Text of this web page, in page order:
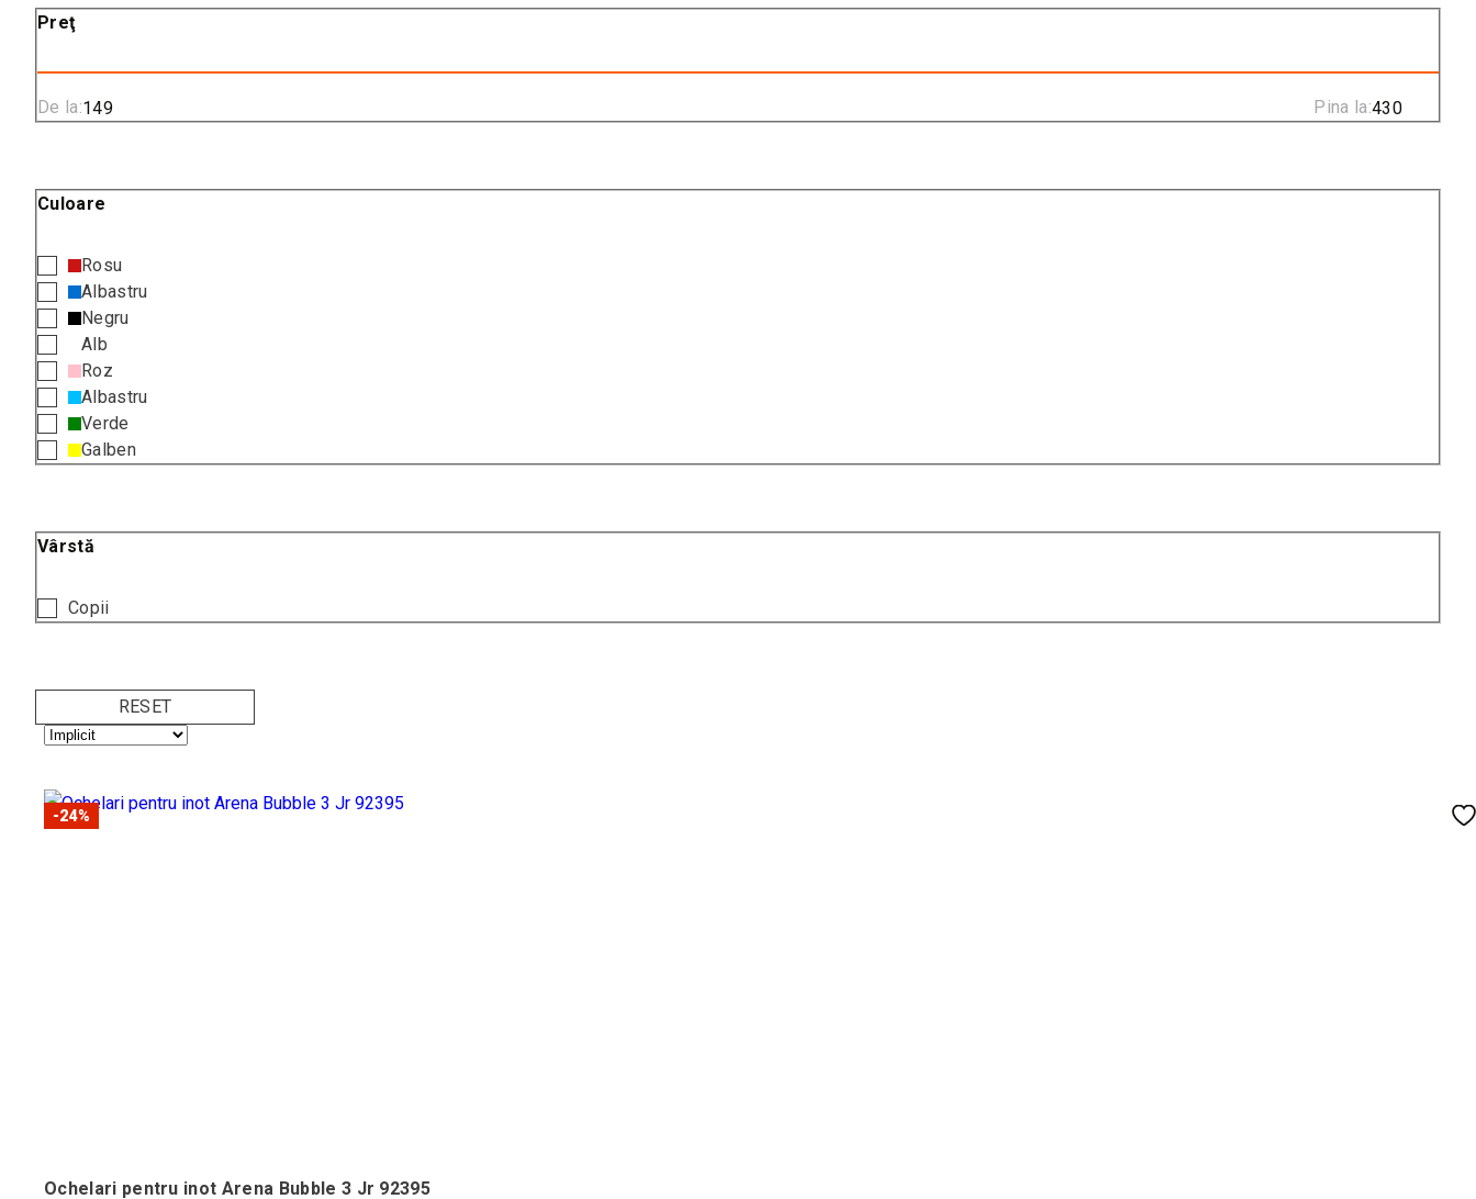
Preţ
De la: Pina la:
Culoare
Rosu
Albastru
Negru
Alb
Roz
Albastru
Verde
Galben
Vârstă
Copii
RESET
-24%
Ochelari pentru inot Arena Bubble 3 Jr 92395